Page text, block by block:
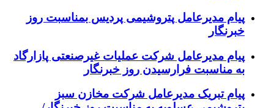
پیام مدیرعامل پتروشیمی پردیس بمناسبت روز
خبرنگار
پیام مدیرعامل شرکت عملیات غیرصنعتی پازارگاد
به مناسبت فرارسیدن روز خبرنگار
پیام تبریک مدیرعامل شرکت مخازن سبز